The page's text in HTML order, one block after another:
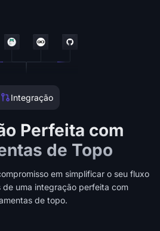
Integração
Perfeita com
de Topo
em simplificar o seu fluxo
uma integração perfeita com
de topo.